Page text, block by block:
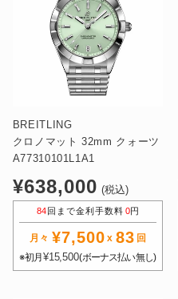
BREITLING
クロノマット 32mm クォーツ
A77310101L1A1
通
常
価
¥638,000 (税込)
84回まで金利手数料 0円
月々 ¥7,500 x 83 回
※初月 ¥15,500(ボーナス払い無し)